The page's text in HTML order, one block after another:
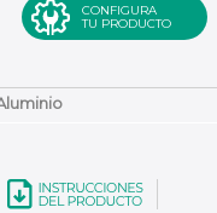
CONFIGURA
TU PRODUCTO